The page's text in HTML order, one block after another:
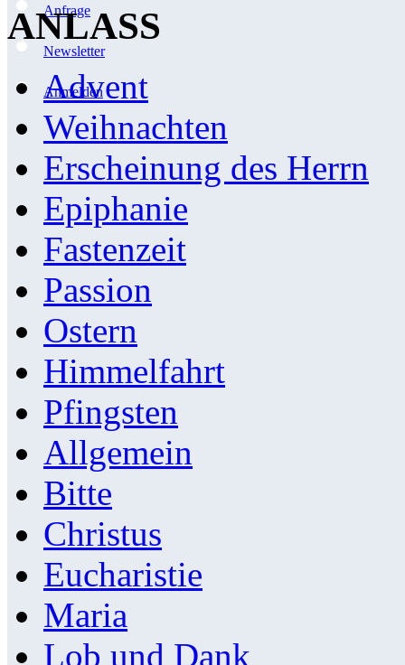
Anfrage
Newsletter
Anmelden
ANLASS
Advent
Weihnachten
Erscheinung des Herrn
Epiphanie
Fastenzeit
Passion
Ostern
Himmelfahrt
Pfingsten
Allgemein
Bitte
Christus
Eucharistie
Maria
Lob und Dank